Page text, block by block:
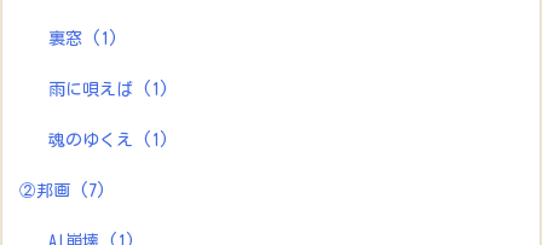
裏窓 (1)
雨に唄えば (1)
魂のゆくえ (1)
②邦画 (7)
AI崩壊 (1)